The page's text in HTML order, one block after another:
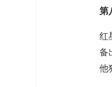
第
红
备
他